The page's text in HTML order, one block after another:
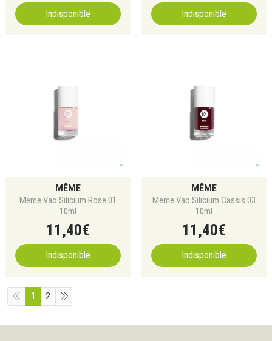
Indisponible Indisponible
MÊME
Meme Vao Silicium Rose 01
10ml
11 ,40€
Indisponible
MÊME
Meme Vao Silicium Cassis 03
10ml
11 ,40€
Indisponible
1 2